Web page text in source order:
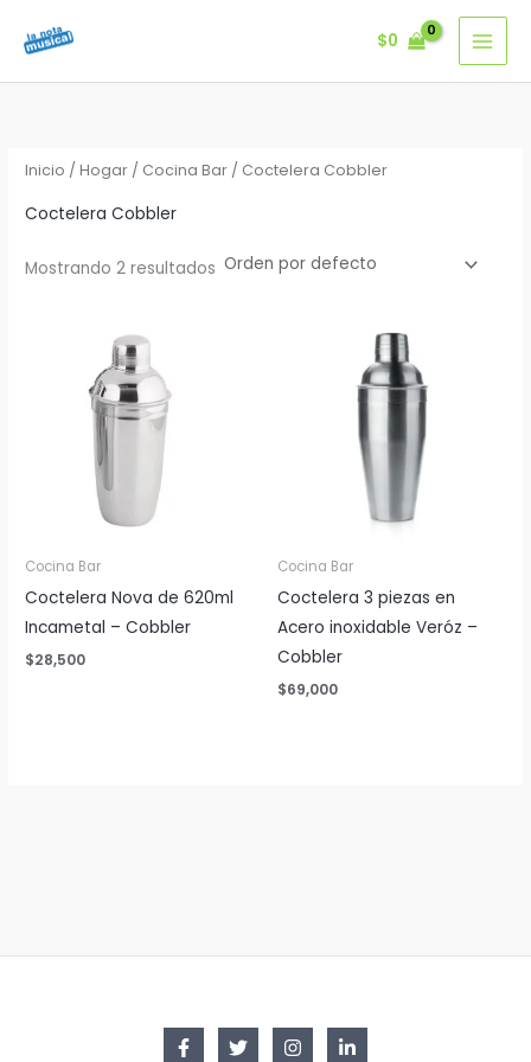
$0
Inicio /Hogar / Cocina Bar / Coctelera Cobbler
Coctelera Cobbler
Mostrando 2 resultados
Cocina Bar
Coctelera Nova de 620ml
Incametal – Cobbler
$28,500
Cocina Bar
Coctelera 3 piezas en
Acero inoxidable Veróz –
Cobbler
$69,000